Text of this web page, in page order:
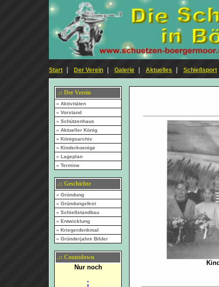
Start Der Verein Galerie Aktuelles Schießsport
.:: Der Verein
» Aktivitäten
» Vorstand
» Schützenhaus
» Aktueller König
» Königsarchiv
» Kinderkoenige
» Lageplan
» Termine
.:: Geschichte
» Gründung
» Gründungsfest
» Schießstandbau
» Entwicklung
» Kriegerdenkmal
» Gründerjahre Bilder
.:: Countdown
Nur noch
;